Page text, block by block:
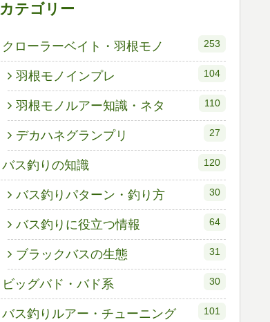
カテゴリー
クローラーベイト・羽根モノ 253
羽根モノインプレ 104
羽根モノルアー知識・ネタ 110
デカハネグランプリ 27
バス釣りの知識 120
バス釣りパターン・釣り方 30
バス釣りに役立つ情報 64
ブラックバスの生態 31
ビッグバド・バド系 30
バス釣りルアー・チューニング 101